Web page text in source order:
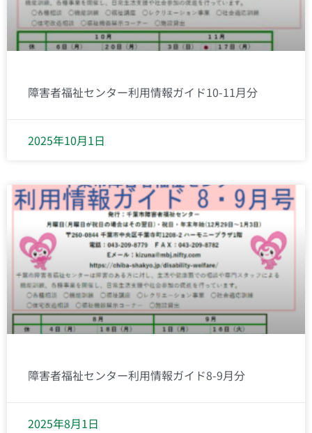
障害者福祉センター利用情報ガイド10-11月分
2025年10月1日
障害者福祉センター利用情報ガイド8-9月分
2025年8月1日